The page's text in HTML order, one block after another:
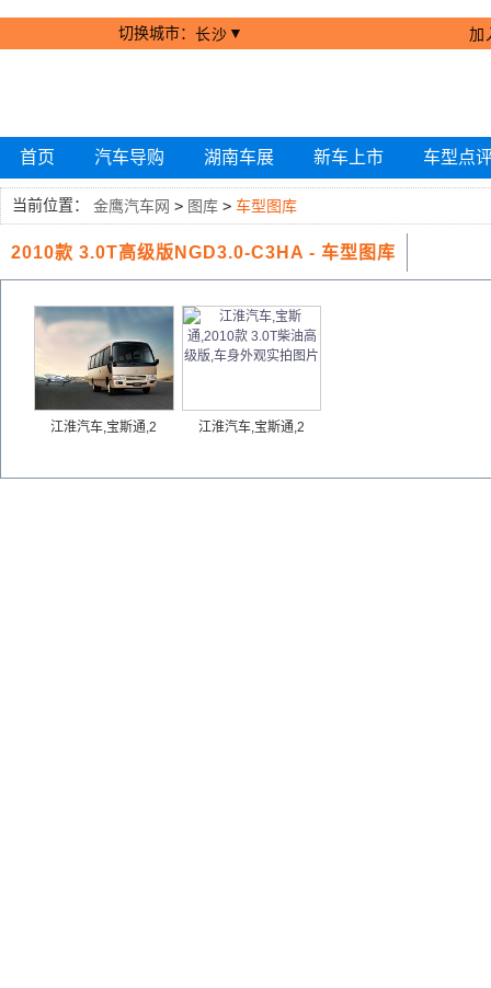
切换城市： 长沙 ▼ 加
首页 汽车导购 湖南车展 新车上市 车型点
当前位置： 金鹰汽车网 > 图库 > 车型图库
2010款 3.0T高级版NGD3.0-C3HA - 车型图库
江淮汽车,宝斯通,2 江淮汽车,宝斯通,2